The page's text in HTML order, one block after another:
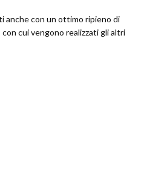
anche con un ottimo ripieno di
cui vengono realizzati gli altri